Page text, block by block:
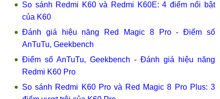
So sánh Redmi K60 và Redmi K60E: 4 điểm nối bật
của K60
Đánh giá hiệu năng Red Magic 8 Pro - Điểm số
AnTuTu, Geekbench
Điểm số AnTuTu, Geekbench - Đánh giá hiệu năng
Redmi K60 Pro
So sánh Redmi K60 Pro và Red Magic 8 Pro Plus: 3